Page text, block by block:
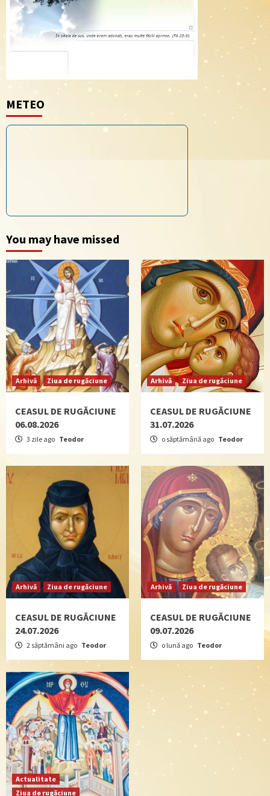
METEO
You may have missed
Arhivă Ziua de rugăciune
CEASUL DE RUGĂCIUNE
06.08.2026
3 zile ago Teodor
Arhivă Ziua de rugăciune
CEASUL DE RUGĂCIUNE
31.07.2026
o săptămână ago Teodor
Arhivă Ziua de rugăciune
CEASUL DE RUGĂCIUNE
24.07.2026
2 săptămâni ago Teodor
Arhivă Ziua de rugăciune
CEASUL DE RUGĂCIUNE
09.07.2026
o lună ago Teodor
Actualitate
Ziua de rugăciune